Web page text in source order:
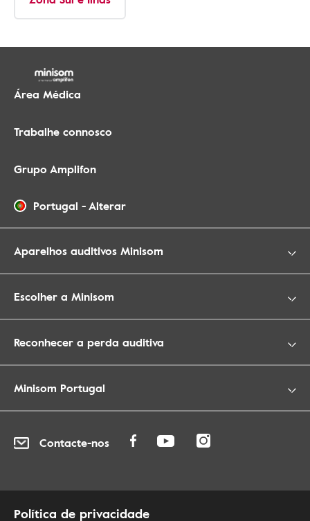
Área Médica
Trabalhe connosco
Grupo Amplifon
Portugal -Alterar
Aparelhos auditivos Minisom
Escolher a Minisom
Reconhecer a perda auditiva
Minisom Portugal
Contacte-nos
Política de privacidade